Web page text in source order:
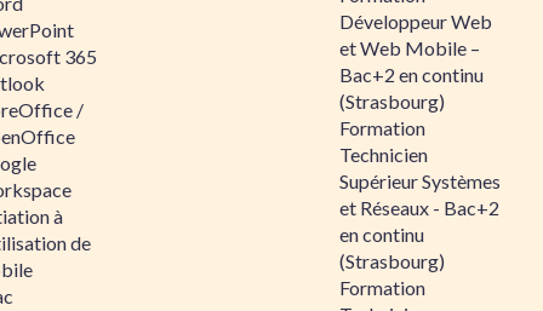
365
/
à
de
Développeur Web
et Web Mobile –
Bac+2 en continu
(Strasbourg)
Formation
Technicien
Supérieur Systèmes
et Réseaux - Bac+2
en continu
(Strasbourg)
Formation